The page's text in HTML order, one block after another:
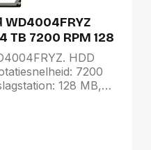
7200 RPM 128
HDD
7200
128 MB,